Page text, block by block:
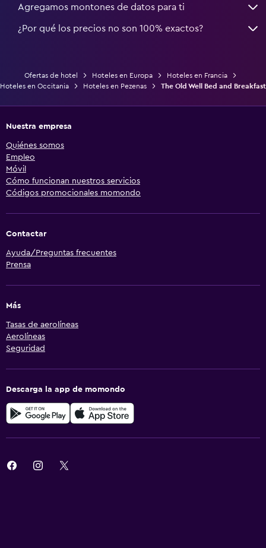
Agregamos montones de datos para ti
¿Por qué los precios no son 100% exactos?
Ofertas de hotel Hoteles en Europa
Hoteles en Francia
Hoteles en Occitania
Hoteles en Pezenas The Old Well Bed and Breakfast
Nuestra empresa
Quiénes somos
Empleo
Móvil
Cómo funcionan nuestros servicios
Códigos promocionales momondo
Contactar
Ayuda/Preguntas frecuentes
Prensa
Más
Tasas de aerolíneas
Aerolíneas
Seguridad
Descarga la app de momondo